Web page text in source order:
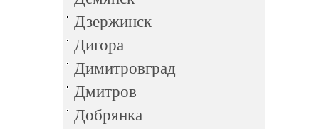
Дзержинск
Дигора
Димитровград
Дмитров
Добрянка